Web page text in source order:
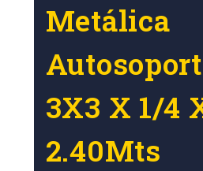
Metálica
3X3 X 1/4
2.40Mts